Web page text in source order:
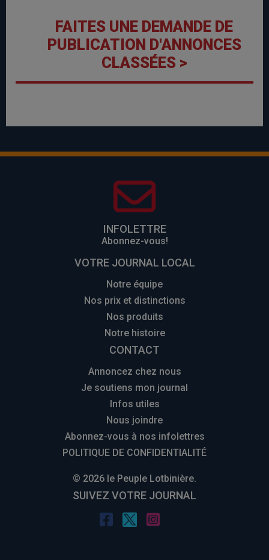
FAITES UNE DEMANDE DE
PUBLICATION D'ANNONCES
CLASSÉES >
INFOLETTRE
Abonnez-vous!
VOTRE JOURNAL LOCAL
Notre équipe
Nos prix et distinctions
Nos produits
Notre histoire
CONTACT
Annoncez chez nous
Je soutiens mon journal
Infos utiles
Nous joindre
Abonnez-vous à nos infolettres
POLITIQUE DE CONFIDENTIALITÉ
© 2026 le Peuple Lotbinière.
SUIVEZ VOTRE JOURNAL